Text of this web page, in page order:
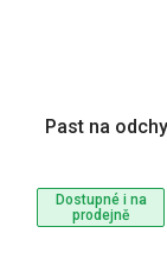
Dostupné i na
prodejně
Past na